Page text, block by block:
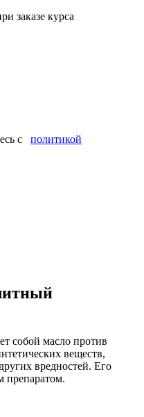
заказе курса
с политикой
собой масло против
веществ,
вредностей. Его
препаратом.